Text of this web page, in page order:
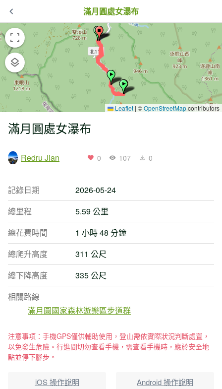
滿月圓處女瀑布
Leaflet | ©OpenStreetMapcontributors
滿月圓處女瀑布
Redru Jian 0 107 0
記錄日期
2026-05-24
總里程
5.59 公里
總花費時間
1 小時 48 分鐘
總爬升高度
311 公尺
總下降高度
335 公尺
相關路線
滿月圓國家森林遊樂區步道群
注意事項：手機GPS僅供輔助使用，登山需依實際狀況判斷處置，
以免發生危險。行進間切勿查看手機，需查看手機時，應於安全地
點並停下腳步。
iOS 操作說明 Android 操作說明